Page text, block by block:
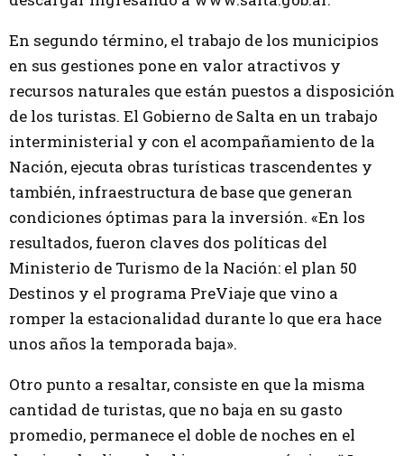
En segundo término, el trabajo de los municipios
en sus gestiones pone en valor atractivos y
recursos naturales que están puestos a disposición
de los turistas. El Gobierno de Salta en un trabajo
interministerial y con el acompañamiento de la
Nación, ejecuta obras turísticas trascendentes y
también, infraestructura de base que generan
condiciones óptimas para la inversión. «En los
resultados, fueron claves dos políticas del
Ministerio de Turismo de la Nación: el plan 50
Destinos y el programa PreViaje que vino a
romper la estacionalidad durante lo que era hace
unos años la temporada baja».
Otro punto a resaltar, consiste en que la misma
cantidad de turistas, que no baja en su gasto
promedio, permanece el doble de noches en el